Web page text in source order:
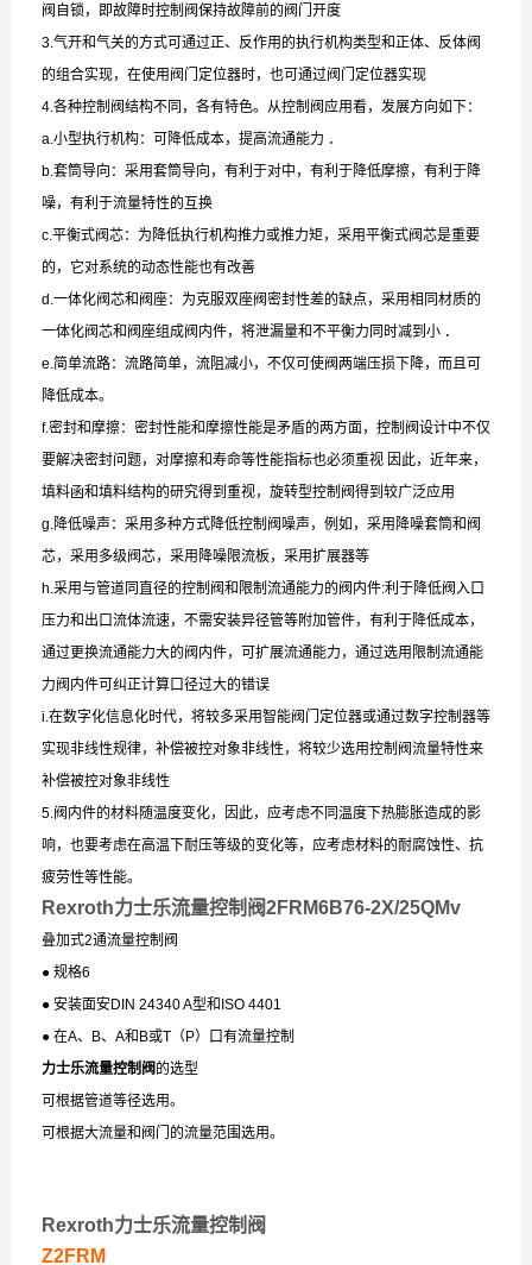
阀自锁，即故障时控制阀保持故障前的阀门开度
3.气开和气关的方式可通过正、反作用的执行机构类型和正体、反体阀
的组合实现，在使用阀门定位器时，也可通过阀门定位器实现
4.各种控制阀结构不同，各有特色。从控制阀应用看，发展方向如下：
a.小型执行机构：可降低成本，提高流通能力 ．
b.套筒导向：采用套筒导向，有利于对中，有利于降低摩擦，有利于降
噪，有利于流量特性的互换
c.平衡式阀芯：为降低执行机构推力或推力矩，采用平衡式阀芯是重要
的，它对系统的动态性能也有改善
d.一体化阀芯和阀座：为克服双座阀密封性差的缺点，采用相同材质的
一体化阀芯和阀座组成阀内件，将泄漏量和不平衡力同时减到小 ．
e.简单流路：流路简单，流阻减小，不仅可使阀两端压损下降，而且可
降低成本。
f.密封和摩擦：密封性能和摩擦性能是矛盾的两方面，控制阀设计中不仅
要解决密封问题，对摩擦和寿命等性能指标也必须重视 因此，近年来，
填料函和填料结构的研究得到重视，旋转型控制阀得到较广泛应用
g.降低噪声：采用多种方式降低控制阀噪声，例如，采用降噪套筒和阀
芯，采用多级阀芯，采用降噪限流板，采用扩展器等
h.采用与管道同直径的控制阀和限制流通能力的阀内件:利于降低阀入口
压力和出口流体流速，不需安装异径管等附加管件，有利于降低成本，
通过更换流通能力大的阀内件，可扩展流通能力，通过选用限制流通能
力阀内件可纠正计算口径过大的错误
i.在数字化信息化时代，将较多采用智能阀门定位器或通过数字控制器等
实现非线性规律，补偿被控对象非线性，将较少选用控制阀流量特性来
补偿被控对象非线性
5.阀内件的材料随温度变化，因此，应考虑不同温度下热膨胀造成的影
响，也要考虑在高温下耐压等级的变化等，应考虑材料的耐腐蚀性、抗
疲劳性等性能。
Rexroth力士乐流量控制阀2FRM6B76-2X/25QMv
叠加式2通流量控制阀
● 规格6
● 安装面安DIN 24340 A型和ISO 4401
● 在A、B、A和B或T（P）口有流量控制
力士乐流量控制阀 的选型
可根据管道等径选用。
可根据大流量和阀门的流量范围选用。
Rexroth力士乐流量控制阀
Z2FRM